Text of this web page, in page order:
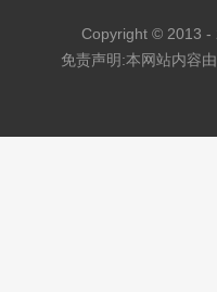
Copyright © 2013 -
免责声明:本网站内容